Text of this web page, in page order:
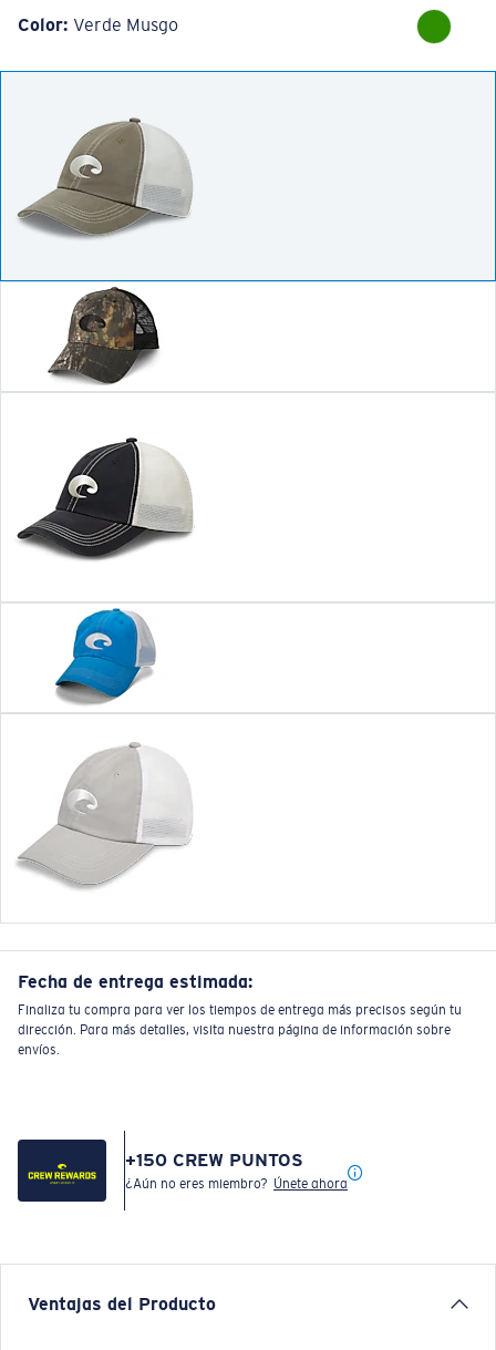
Color: Verde Musgo
Fecha de entrega estimada:
Finaliza tu compra para ver los tiempos de entrega más precisos según tu
dirección. Para más detalles, visita nuestra página de información sobre
envíos.
+150 CREW PUNTOS
¿Aún no eres miembro? Únete ahora
Ventajas del Producto